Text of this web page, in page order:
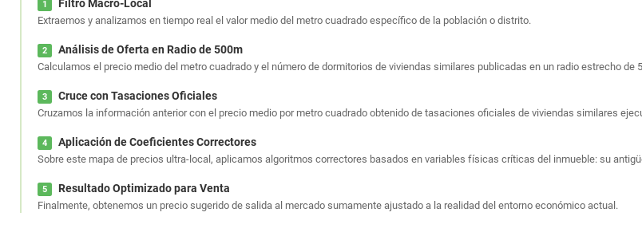
1 Filtro Macro-Local
Extraemos y analizamos en tiempo real el valor medio del metro cuadrado específico de la población o distrito.
2 Análisis de Oferta en Radio de 500m
Calculamos el precio medio del metro cuadrado y el número de dormitorios de viviendas similares publicadas en un radio estrecho de
3 Cruce con Tasaciones Oficiales
Cruzamos la información anterior con el precio medio por metro cuadrado obtenido de tasaciones oficiales de viviendas similares
4 Aplicación de Coeficientes Correctores
Sobre este mapa de precios ultra-local, aplicamos algoritmos correctores basados en variables físicas críticas del inmueble: su
5 Resultado Optimizado para Venta
Finalmente, obtenemos un precio sugerido de salida al mercado sumamente ajustado a la realidad del entorno económico actual.